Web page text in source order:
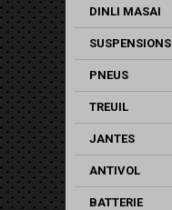
DINLI MASAI
SUSPENSIONS
PNEUS
TREUIL
JANTES
ANTIVOL
BATTERIE